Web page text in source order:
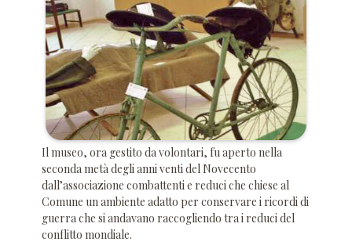
Il museo, ora gestito da volontari, fu aperto nella
seconda metà degli anni venti del Novecento
dall’associazione combattenti e reduci che chiese al
Comune un ambiente adatto per conservare i ricordi di
guerra che si andavano raccogliendo tra i reduci del
conflitto mondiale.